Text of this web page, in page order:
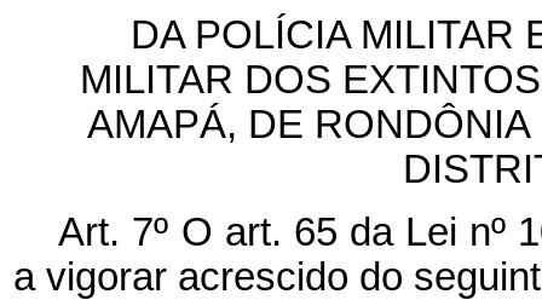
DA POLÍCIA MILITAR
MILITAR DOS
AMAPÁ, DE
Art. 7º O art. 65 da Lei nº
a vigorar acrescido do